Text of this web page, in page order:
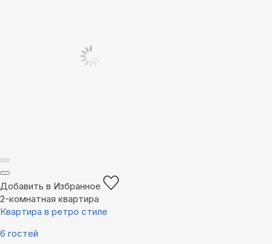
Добавить в Избранное
2-комнатная квартира
Квартира в ретро стиле
6 гостей